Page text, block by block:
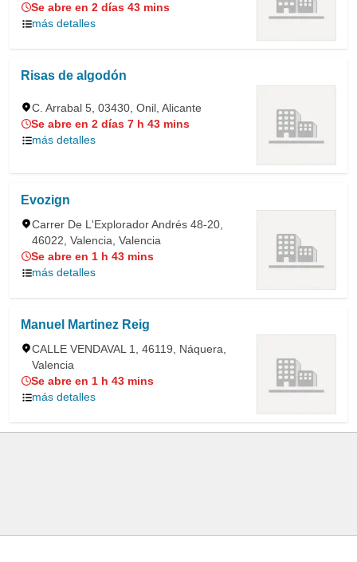
Se abre en 2 días 43 mins
más detalles
Risas de algodón
C. Arrabal 5, 03430, Onil, Alicante
Se abre en 2 días 7 h 43 mins
más detalles
Evozign
Carrer De L'Explorador Andrés 48-20,
46022, Valencia, Valencia
Se abre en 1 h 43 mins
más detalles
Manuel Martinez Reig
CALLE VENDAVAL 1, 46119, Náquera,
Valencia
Se abre en 1 h 43 mins
más detalles